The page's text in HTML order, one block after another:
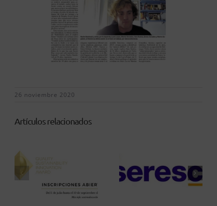
26 noviembre 2020
Artículos relacionados